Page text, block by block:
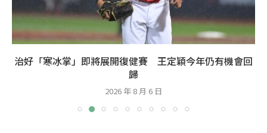
治好「寒冰掌」即將展開復健賽 王定穎今年仍有機會回
歸
2026 年 8 月 6 日